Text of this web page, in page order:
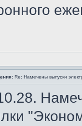
Re: Намечены выпуски